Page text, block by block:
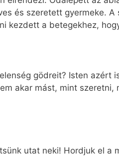
és szeretett gyermeke.
kezdett a betegekhez,
gödreit? Isten azért
akar mást, mint
utat neki! Hordjuk el a